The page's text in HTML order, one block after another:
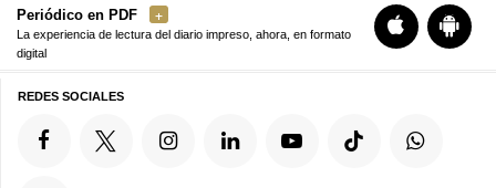
Periódico en PDF
La experiencia de lectura del diario impreso, ahora, en formato
digital
REDES SOCIALES